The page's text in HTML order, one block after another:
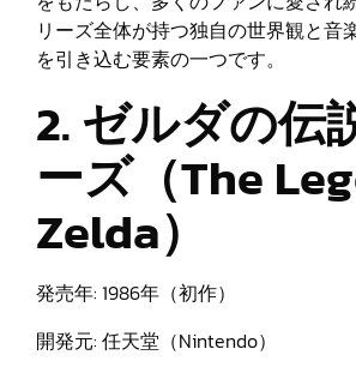
リーズ全体が持つ独自の世界観と音
を引き込む要素の一つです。
2. ゼルダの伝
ーズ（The
Zelda）
発売年: 1986年（初作）
開発元: 任天堂（Nintendo）